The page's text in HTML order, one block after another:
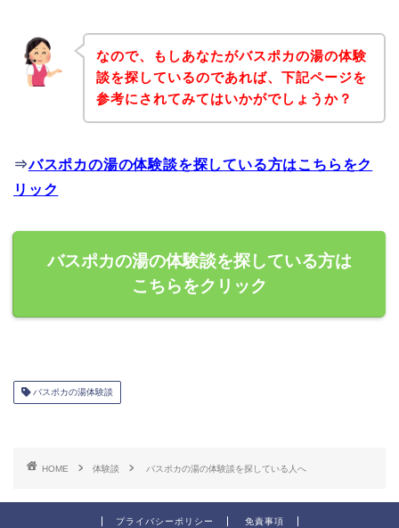
なので、もしあなたがバスポカの湯の体験
談を探しているのであれば、下記ページを
参考にされてみてはいかがでしょうか？
⇒バスポカの湯の体験談を探している方はこちらをク
リック
バスポカの湯の体験談を探している方は
こちらをクリック
バスポカの湯体験談
HOME 体験談 バスポカの湯の体験談を探している人へ
プライバシーポリシー 免責事項